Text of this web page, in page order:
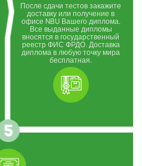
После сдачи тестов закажите
доставку или получение в
офисе NBU Вашего диплома.
Все выданные дипломы
вносятся в государственный
реестр ФИС ФРДО. Доставка
диплома в любую точку мира
бесплатная.